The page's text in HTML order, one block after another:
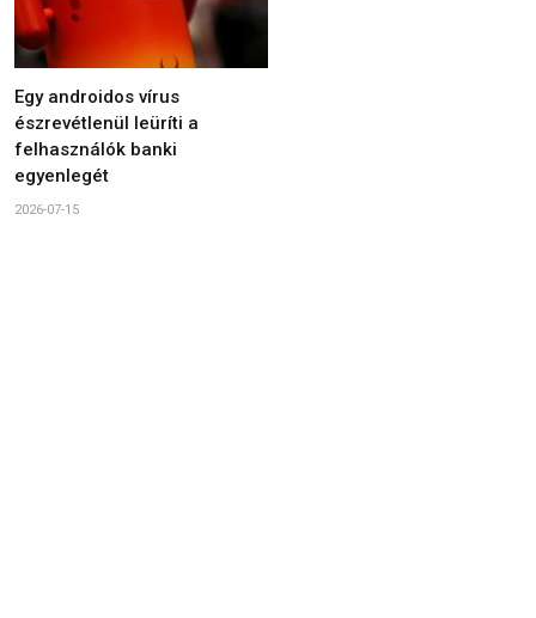
Egy androidos vírus
észrevétlenül leüríti a
felhasználók banki
egyenlegét
2026-07-15